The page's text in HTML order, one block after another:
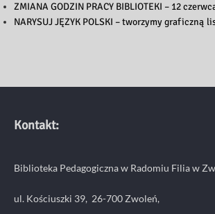
ZMIANA GODZIN PRACY BIBLIOTEKI – 12
NARYSUJ JĘZYK POLSKI – tworzymy graficzną
Kontakt:
Biblioteka Pedagogiczna w Radomiu Filia w
ul. Kościuszki 39, 26-700 Zwoleń,